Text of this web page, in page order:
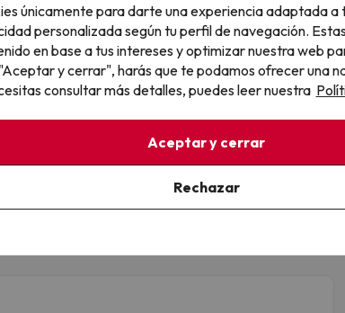
▶ ▶
únicamente para darte una experiencia adaptada a
personalizada según tu perfil de navegación.
en base a tus intereses y optimizar nuestra web
y cerrar", harás que te podamos ofrecer una
consultar más detalles, puedes leer nuestra
Aceptar y cerrar
Rechazar